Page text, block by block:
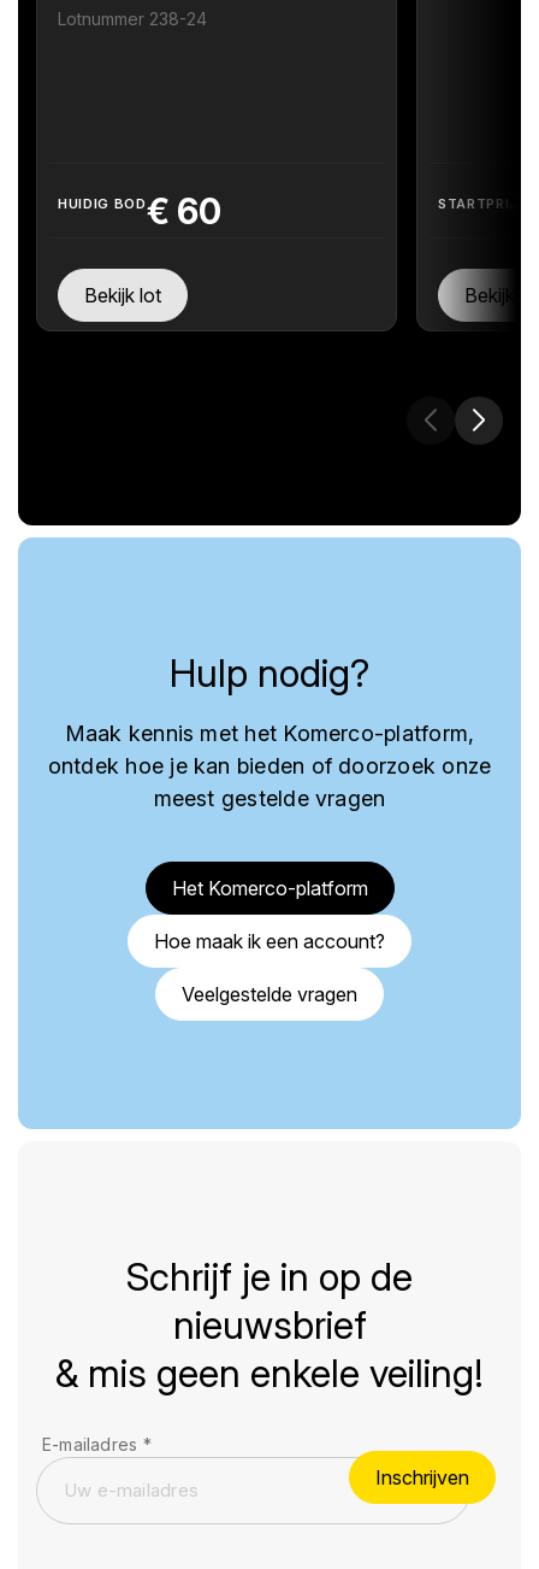
Lotnummer 238-24
HUIDIG BOD€ 60
Bekijk lot
STARTPRIJS
Bekijk
Hulp nodig?
Maak kennis met het Komerco-platform,
ontdek hoe je kan bieden of doorzoek onze
meest gestelde vragen
Het Komerco-platform
Hoe maak ik een account?
Veelgestelde vragen
Schrijf je in op de
nieuwsbrief
& mis geen enkele veiling!
E-mailadres *
Inschrijven